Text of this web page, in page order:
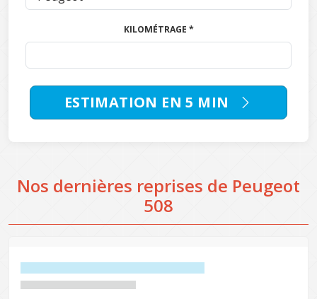
KILOMÉTRAGE *
ESTIMATION EN 5 MIN
Nos dernières reprises de Peugeot
508